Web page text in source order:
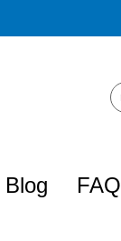
Blog
FAQ